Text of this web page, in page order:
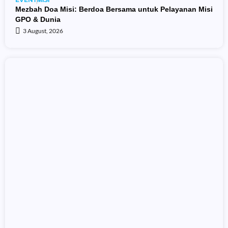
Mezbah Doa Misi: Berdoa Bersama untuk Pelayanan Misi
GPO & Dunia
3 August, 2026